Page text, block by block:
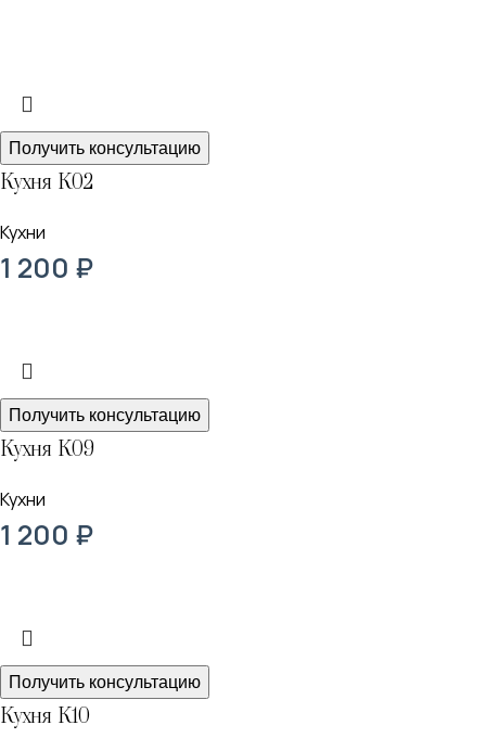
Получить консультацию
Кухня К02
Кухни
1 200 ₽
Получить консультацию
Кухня К09
Кухни
1 200 ₽
Получить консультацию
Кухня К10